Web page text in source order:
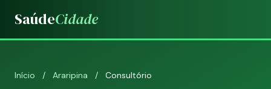
SaúdeCidade
Início / Araripina / Consultório